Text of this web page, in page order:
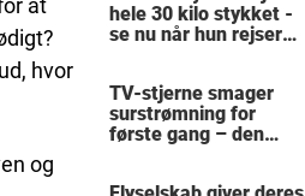
hvor
og
hele 30 kilo stykket -
se nu når hun rejser
TV-stjerne smager
surstrømning for
første gang – den